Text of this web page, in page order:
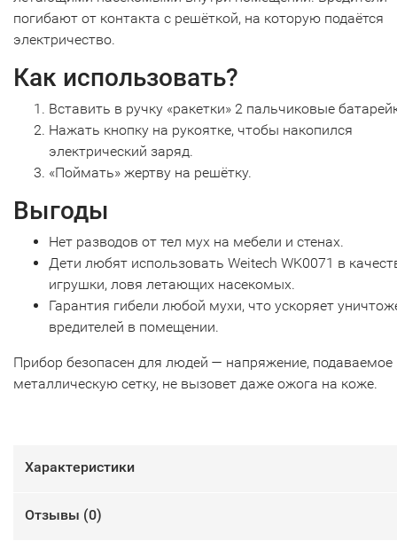
погибают от контакта с решёткой, на которую подаётся
электричество.
Как использовать?
Вставить в ручку «ракетки» 2 пальчиковые
Нажать кнопку на рукоятке, чтобы накопился
электрический заряд.
«Поймать» жертву на решётку.
Выгоды
Нет разводов от тел мух на мебели и стенах.
Дети любят использовать Weitech WK0071 в
игрушки, ловя летающих насекомых.
Гарантия гибели любой мухи, что ускоряет
вредителей в помещении.
Прибор безопасен для людей — напряжение, подаваемое
металлическую сетку, не вызовет даже ожога на коже.
Характеристики
Отзывы (0)